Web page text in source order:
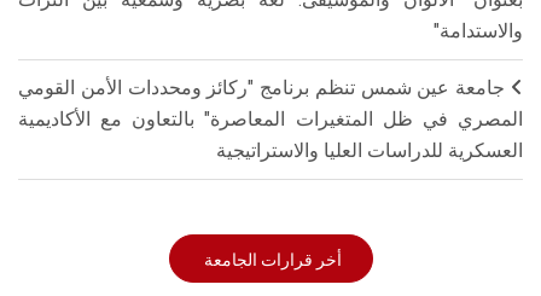
والاستدامة"
جامعة عين شمس تنظم برنامج "ركائز ومحددات الأمن القومي
المصري في ظل المتغيرات المعاصرة" بالتعاون مع الأكاديمية
العسكرية للدراسات العليا والاستراتيجية
أخر قرارات الجامعة